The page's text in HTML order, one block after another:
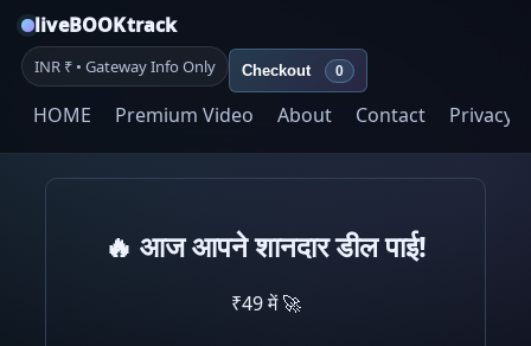
liveBOOKtrack
HOME Premium Video About Contact Privacy
INR ₹ • Gateway Info Only Checkout 0
🔥 आज आपने शानदार डील पाई!
₹49 में 🚀